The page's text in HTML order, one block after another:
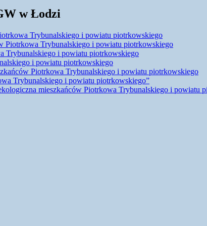
w Łodzi
Trybunalskiego i powiatu piotrkowskiego
Piotrkowa Trybunalskiego i powiatu piotrkowskiego
Trybunalskiego i powiatu piotrkowskiego
i powiatu piotrkowskiego
Piotrkowa Trybunalskiego i powiatu piotrkowskiego
Trybunalskiego i powiatu piotrkowskiego”
mieszkańców Piotrkowa Trybunalskiego i powiatu